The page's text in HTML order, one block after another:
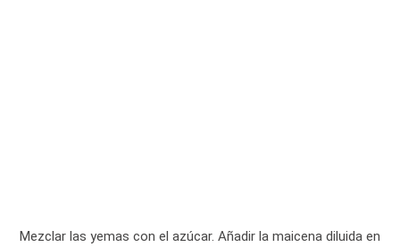
Mezclar las yemas con el azúcar. Añadir la maicena diluida en